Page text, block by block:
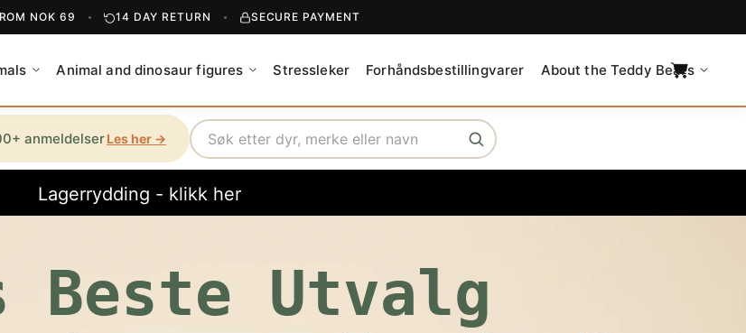
NOK 69 14 DAY RETURN SECURE PAYMENT
Animal and dinosaur figures Stressleker Forhåndsbestillingvarer About the Teddy Bears
C
a
r
anmeldelserLes her →
Search
Lagerrydding - klikk her
Beste Utvalg